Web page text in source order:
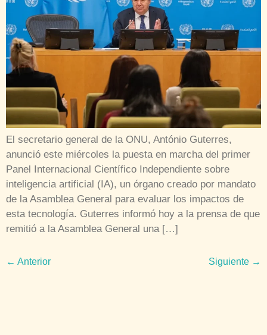
El secretario general de la ONU, António Guterres,
anunció este miércoles la puesta en marcha del primer
Panel Internacional Científico Independiente sobre
inteligencia artificial (IA), un órgano creado por mandato
de la Asamblea General para evaluar los impactos de
esta tecnología. Guterres informó hoy a la prensa de que
remitió a la Asamblea General una […]
← Anterior Siguiente →